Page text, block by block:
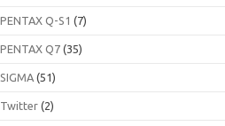
PENTAX Q-S1 (7)
PENTAX Q7 (35)
SIGMA (51)
Twitter (2)